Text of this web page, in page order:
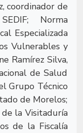
coordinador de
Norma
Especializada
Vulnerables y
Ramírez Silva,
de Salud
Grupo Técnico
de Morelos;
de la Visitaduría
de la Fiscalía